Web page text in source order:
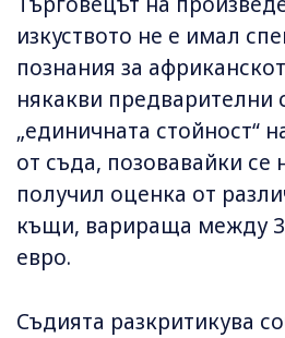
изкуството не е имал
познания за
някакви предварителни
„единичната стойност“
от съда, позовавайки се
получил оценка от
къщи, варираща между
евро.
Съдията разкритикува